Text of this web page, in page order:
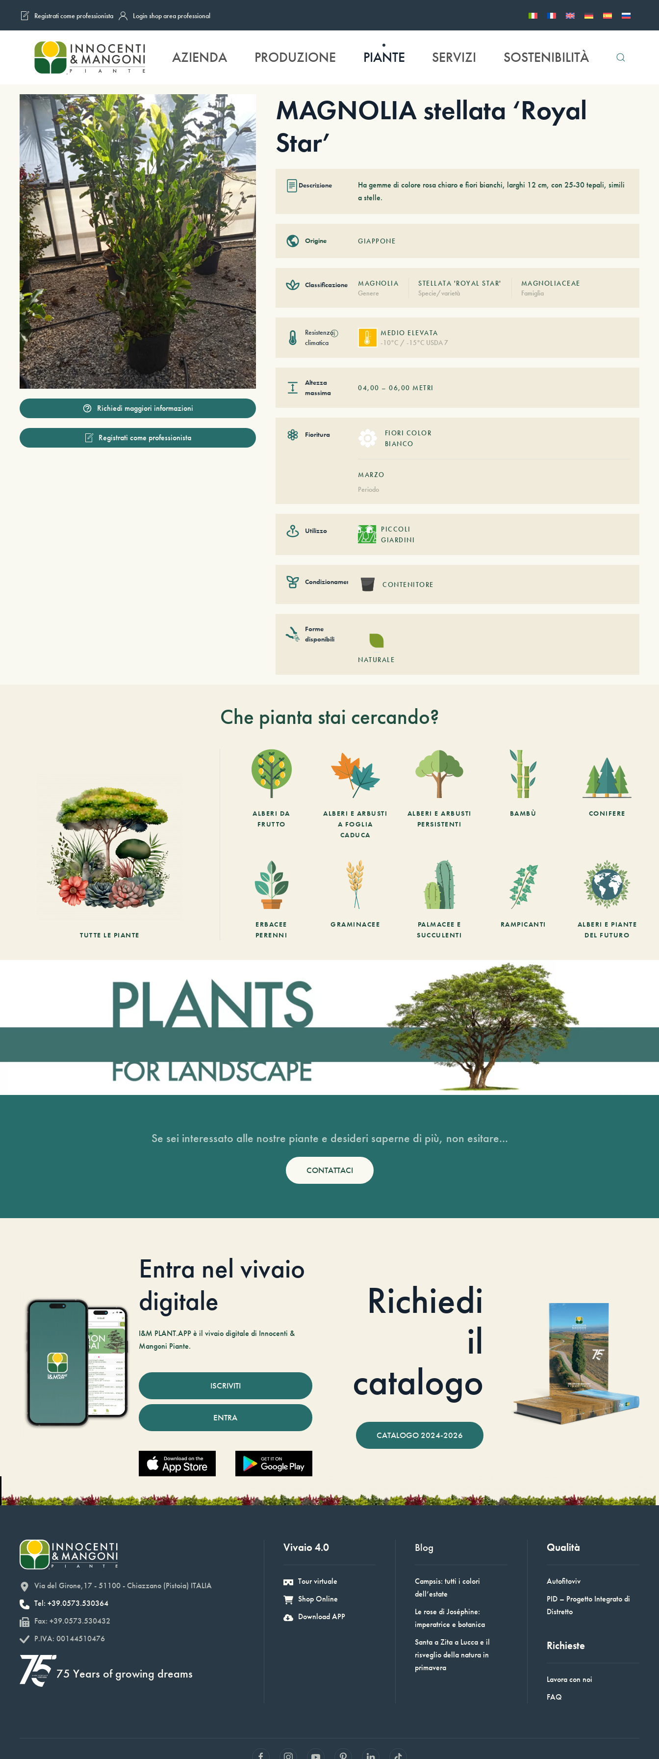
Skip to main content
Registrati come professionista Login shop area professional
AZIENDA PRODUZIONE PIANTE SERVIZI SOSTENIBILITÀ
Richiedi maggiori informazioni
Registrati come professionista
MAGNOLIA stellata ‘Royal
Star’
Descrizione
Ha gemme di colore rosa chiaro e fiori bianchi, larghi 12 cm, con 25-30 tepali, simili
a stelle.
Origine GIAPPONE
Classificazione
MAGNOLIA
Genere
STELLATA 'ROYAL STAR'
Specie/varietà
MAGNOLIACEAE
Famiglia
Resistenza
climatica
ⓘ
MEDIO ELEVATA
-10°C / -15°C USDA 7
Altezza
massima
04,00 –06,00 METRI
Fioritura
FIORI COLOR
BIANCO
MARZO
Periodo
Utilizzo
PICCOLI
GIARDINI
Condizionamento CONTENITORE
Forme
disponibili
NATURALE
Che pianta stai cercando?
TUTTE LE PIANTE
ALBERI DA
FRUTTO
ALBERI E ARBUSTI
A FOGLIA
CADUCA
ALBERI E ARBUSTI
PERSISTENTI
BAMBÙ CONIFERE
ERBACEE
PERENNI
GRAMINACEE
PALMACEE E
SUCCULENTI
RAMPICANTI
ALBERI E PIANTE
DEL FUTURO
Se sei interessato alle nostre piante e desideri saperne di più, non esitare...
CONTATTACI
Entra nel vivaio
digitale
I&M PLANT.APP è il vivaio digitale di Innocenti &
Mangoni Piante.
ISCRIVITI
ENTRA
Richiedi
il
catalogo
CATALOGO 2024-2026
Via del Girone,17 - 51100 - Chiazzano (Pistoia) ITALIA
Tel: +39.0573.530364
Fax: +39.0573.530432
P.IVA: 00144510476
75 Years of growing dreams
Vivaio 4.0
Tour virtuale
Shop Online
Download APP
Blog
Campsis: tutti i colori
dell’estate
Le rose di Joséphine:
imperatrice e botanica
Santa a Zita a Lucca e il
risveglio della natura in
primavera
Qualità
Autofitoviv
PID – Progetto Integrato di
Distretto
Richieste
Lavora con noi
FAQ